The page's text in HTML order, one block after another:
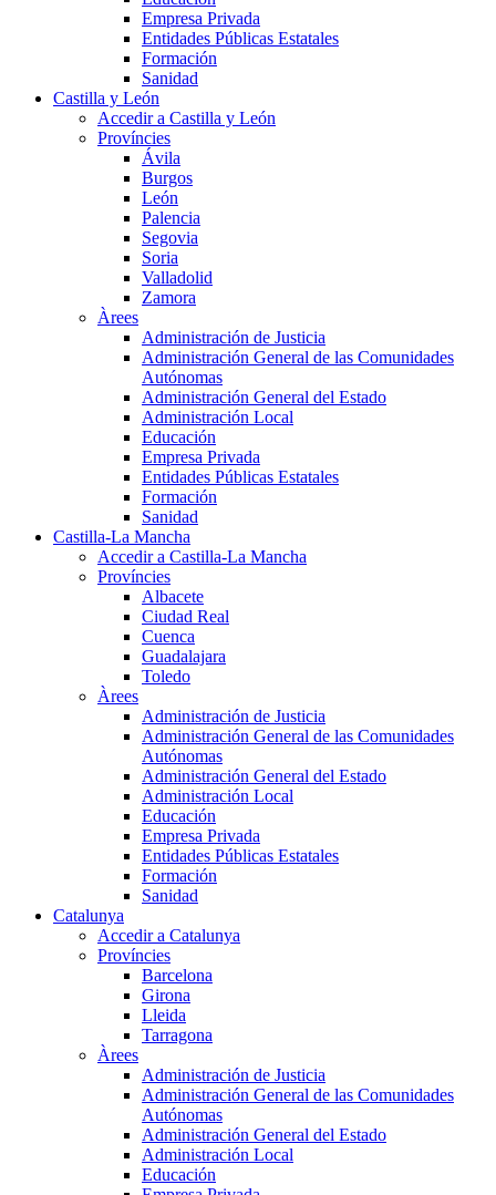
Empresa Privada
Entidades Públicas Estatales
Formación
Sanidad
Castilla y León
Accedir a Castilla y León
Províncies
Ávila
Burgos
León
Palencia
Segovia
Soria
Valladolid
Zamora
Àrees
Administración de Justicia
Administración General de las Comunidades
Autónomas
Administración General del Estado
Administración Local
Educación
Empresa Privada
Entidades Públicas Estatales
Formación
Sanidad
Castilla-La Mancha
Accedir a Castilla-La Mancha
Províncies
Albacete
Ciudad Real
Cuenca
Guadalajara
Toledo
Àrees
Administración de Justicia
Administración General de las Comunidades
Autónomas
Administración General del Estado
Administración Local
Educación
Empresa Privada
Entidades Públicas Estatales
Formación
Sanidad
Catalunya
Accedir a Catalunya
Províncies
Barcelona
Girona
Lleida
Tarragona
Àrees
Administración de Justicia
Administración General de las Comunidades
Autónomas
Administración General del Estado
Administración Local
Educación